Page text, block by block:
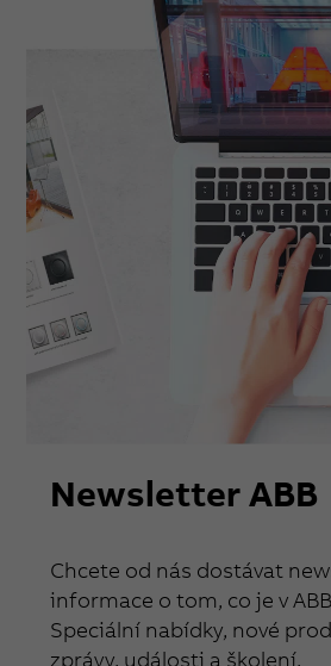
Newsletter ABB
Chcete od nás dostávat
informace o tom, co je v
Speciální nabídky, nové
zprávy, události a školení.